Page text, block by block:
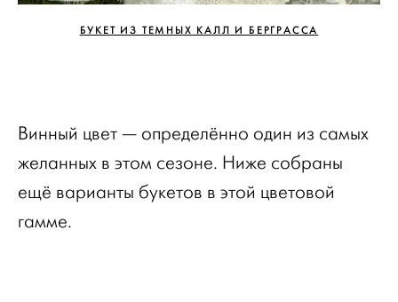
БУКЕТ ИЗ ТЕМНЫХ КАЛЛ И БЕРГРАССА
Винный цвет — определённо один из самых
желанных в этом сезоне. Ниже собраны
ещё варианты букетов в этой цветовой
гамме.